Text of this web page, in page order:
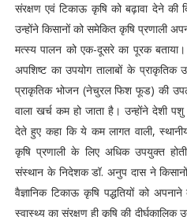
संरक्षण एवं टिकाऊ कृषि को बढ़ावा देने की
उन्होंने किसानों को समेकित कृषि प्रणाली
मत्स्य पालन को एक-दूसरे का पूरक
अपशिष्ट का उपयोग तालाबों के
प्राकृतिक भोजन (नेचुरल फिश फूड) की
वाला खर्च कम हो जाता है। उन्होंने देशी
देते हुए कहा कि ये कम लागत वाली,
कृषि प्रणाली के लिए अधिक उपयुक्त
संस्थान के निदेशक डॉ. अनुप दास ने
वैज्ञानिक टिकाऊ कृषि पद्धतियों को
स्वास्थ्य का संरक्षण ही कृषि की